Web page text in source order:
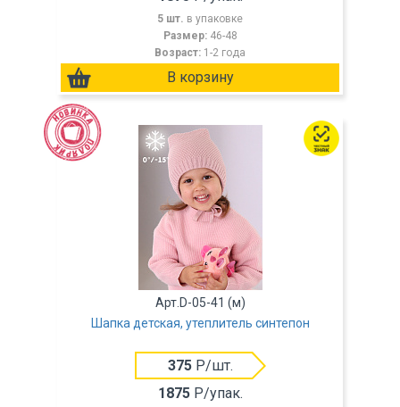
5 шт. в упаковке
Размер: 46-48
Возраст: 1-2 года
Арт.D-05-41 (м)
Шапка детская, утеплитель синтепон
375Р/шт.
1875Р/упак.